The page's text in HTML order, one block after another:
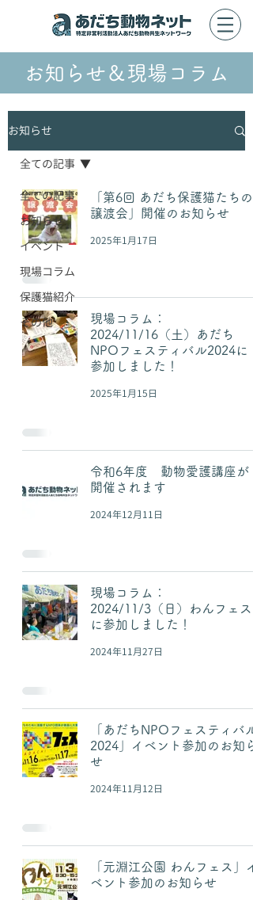
お知らせ＆現場コラム
お知らせ
全ての記事
お知らせ
イベント
現場コラム
保護猫紹介
その他
全ての記事
「第6回 あだち保護猫たちの
譲渡会」開催のお知らせ
2025年1月17日
現場コラム：
2024/11/16（土）あだち
NPOフェスティバル2024に
参加しました！
2025年1月15日
令和6年度 動物愛護講座が
開催されます
2024年12月11日
現場コラム：
2024/11/3（日）わんフェス
に参加しました！
2024年11月27日
「あだちNPOフェスティバル
2024」イベント参加のお知ら
せ
2024年11月12日
「元淵江公園 わんフェス」イ
ベント参加のお知らせ